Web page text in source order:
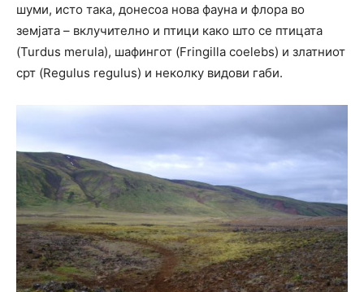
шуми, исто така, донесоа нова фауна и флора во
земјата – вклучително и птици како што се птицата
(Turdus merula), шафингот (Fringilla coelebs) и златниот
срт (Regulus regulus) и неколку видови габи.